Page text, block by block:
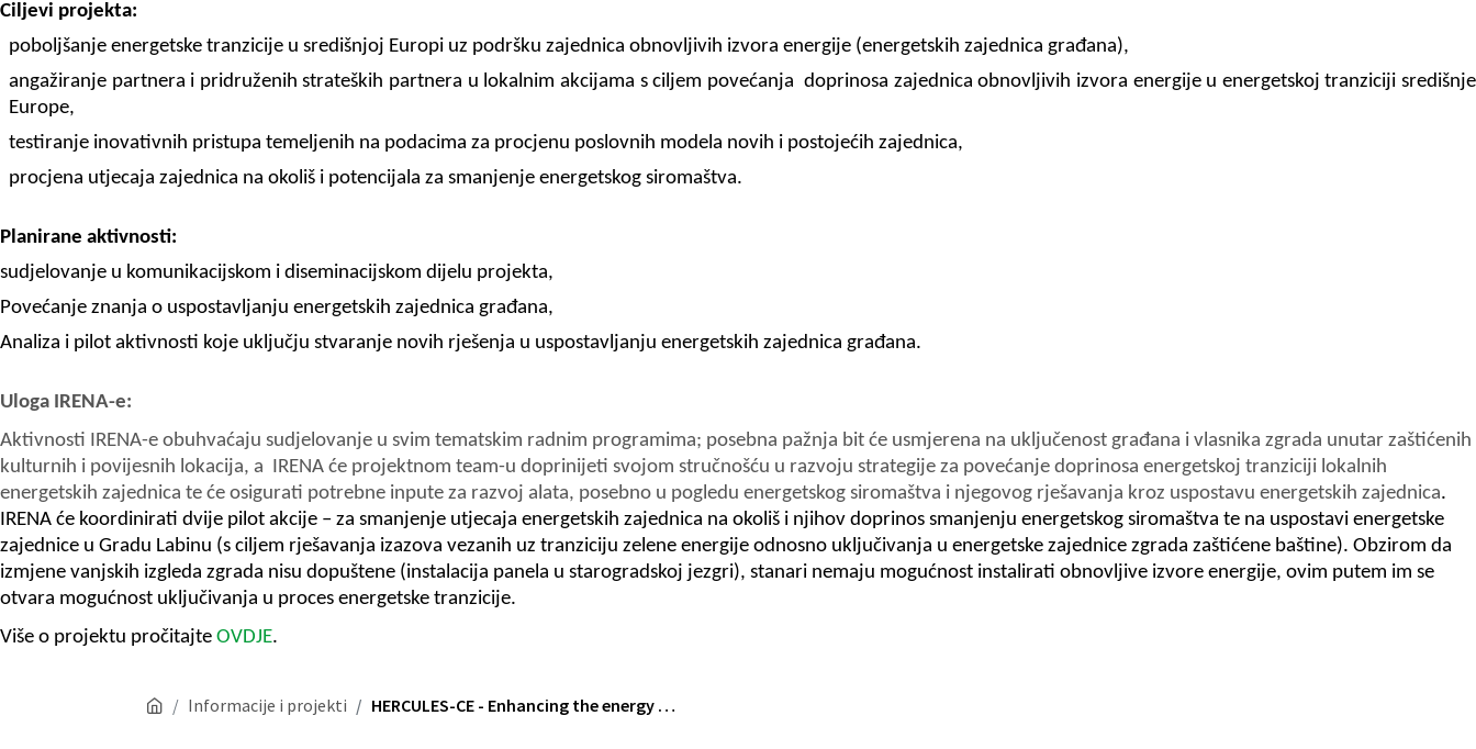
Ciljevi projekta:
poboljšanje energetske tranzicije u središnjoj Europi uz podršku zajednica obnovljivih izvora energije (energetskih zajednica građana),
angažiranje partnera i pridruženih strateških partnera u lokalnim akcijama s ciljem povećanja doprinosa zajednica obnovljivih izvora energije u energetskoj tranziciji središnje
Europe,
testiranje inovativnih pristupa temeljenih na podacima za procjenu poslovnih modela novih i postojećih zajednica,
procjena utjecaja zajednica na okoliš i potencijala za smanjenje energetskog siromaštva.
Planirane aktivnosti:
sudjelovanje u komunikacijskom i diseminacijskom dijelu projekta,
Povećanje znanja o uspostavljanju energetskih zajednica građana,
Analiza i pilot aktivnosti koje uključju stvaranje novih rješenja u uspostavljanju energetskih zajednica građana.
Uloga IRENA-e:
Aktivnosti IRENA-e obuhvaćaju sudjelovanje u svim tematskim radnim programima; posebna pažnja bit će usmjerena na uključenost građana i vlasnika zgrada unutar zaštićenih
kulturnih i povijesnih lokacija, a IRENA će projektnom team-u doprinijeti svojom stručnošću u razvoju strategije za povećanje doprinosa energetskoj tranziciji lokalnih
energetskih zajednica te će osigurati potrebne inpute za razvoj alata, posebno u pogledu energetskog siromaštva i njegovog rješavanja kroz uspostavu energetskih zajednica.
IRENA će koordinirati dvije pilot akcije – za smanjenje utjecaja energetskih zajednica na okoliš i njihov doprinos smanjenju energetskog siromaštva te na uspostavi energetske
zajednice u Gradu Labinu (s ciljem rješavanja izazova vezanih uz tranziciju zelene energije odnosno uključivanja u energetske zajednice zgrada zaštićene baštine). Obzirom da
izmjene vanjskih izgleda zgrada nisu dopuštene (instalacija panela u starogradskoj jezgri), stanari nemaju mogućnost instalirati obnovljive izvore energije, ovim putem im se
otvara mogućnost uključivanja u proces energetske tranzicije.
Više o projektu pročitajte OVDJE.
Informacije i projekti HERCULES-CE - Enhancing the energy …